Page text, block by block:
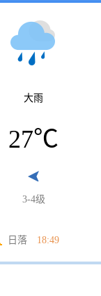
大雨
27℃
3-4级
日落 18:49